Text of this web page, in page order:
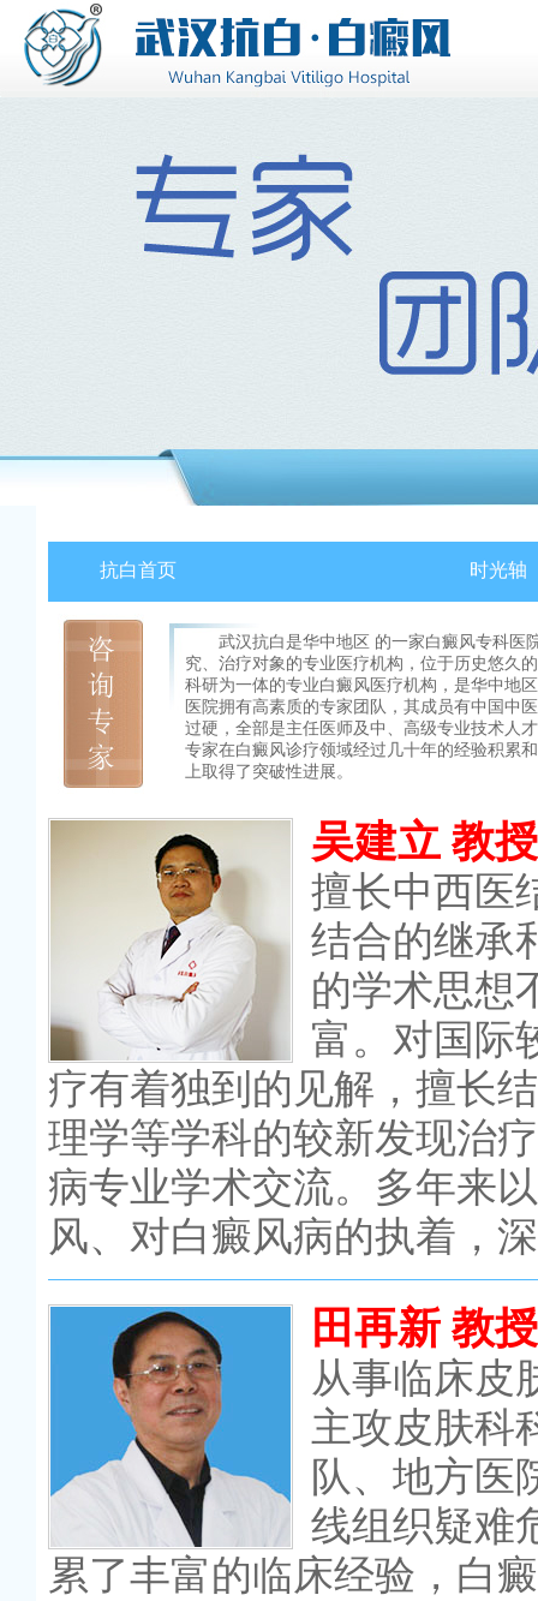
抗白首页 时光轴
武汉抗白是华中地区 的一家白癜风专科医
究、治疗对象的专业医疗机构，位于历史悠久
科研为一体的专业白癜风医疗机构，是华中地
医院拥有高素质的专家团队，其成员有中国中
过硬，全部是主任医师及中、高级专业技术人
专家在白癜风诊疗领域经过几十年的经验积累
上取得了突破性进展。
吴建立 教授
擅长中西医
结合的继承
的学术思想
富。对国际
疗有着独到的见解，擅长
理学等学科的较新发现治
病专业学术交流。多年来
风、对白癜风病的执着，
田再新 教授
从事临床皮
主攻皮肤科
队、地方医
线组织疑难
累了丰富的临床经验，白